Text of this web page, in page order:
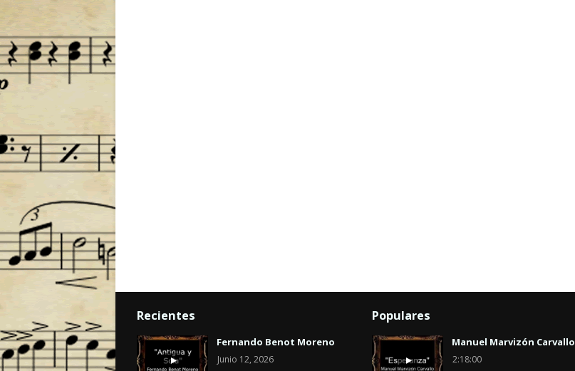
Recientes
Fernando Benot Moreno
Junio 12, 2026
Populares
Manuel Marvizón Carvallo
2:18:00